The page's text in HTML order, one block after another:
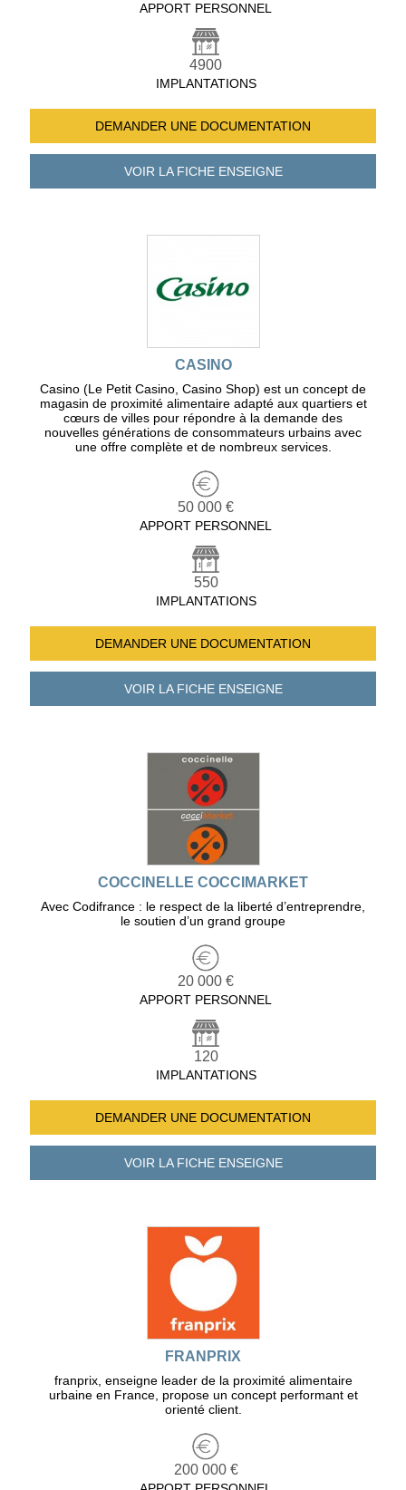
APPORT PERSONNEL
4900
IMPLANTATIONS
DEMANDER UNE DOCUMENTATION
VOIR LA FICHEENSEIGNE
CASINO
Casino (Le Petit Casino, Casino Shop) est un concept de
magasin de proximité alimentaire adapté aux quartiers et
cœurs de villes pour répondre à la demande des
nouvelles générations de consommateurs urbains avec
une offre complète et de nombreux services.
50 000 €
APPORT PERSONNEL
550
IMPLANTATIONS
DEMANDER UNE DOCUMENTATION
VOIR LA FICHEENSEIGNE
COCCINELLE COCCIMARKET
Avec Codifrance : le respect de la liberté d’entreprendre,
le soutien d’un grand groupe
20 000 €
APPORT PERSONNEL
120
IMPLANTATIONS
DEMANDER UNE DOCUMENTATION
VOIR LA FICHEENSEIGNE
FRANPRIX
franprix, enseigne leader de la proximité alimentaire
urbaine en France, propose un concept performant et
orienté client.
200 000 €